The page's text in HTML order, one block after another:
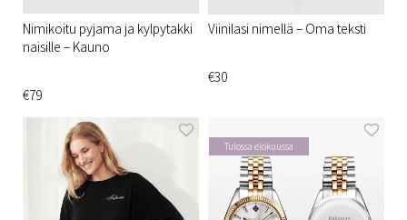
Nimikoitu pyjama ja kylpytakki
naisille – Kauno
€79
Viinilasi nimellä – Oma teksti
€30
Tulossa elokuussa